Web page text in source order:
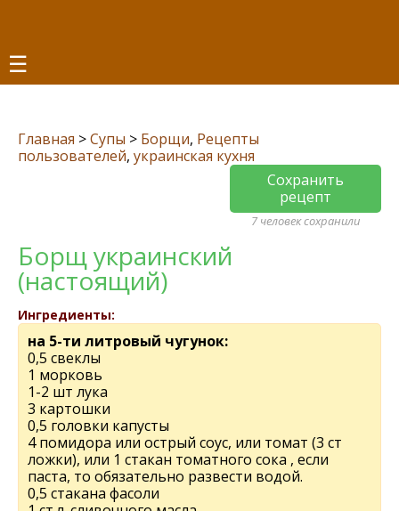
☰
Главная >Супы > Борщи, Рецепты
пользователей, украинская кухня
Сохранить
рецепт
7 человек сохранили
Борщ украинский
(настоящий)
Ингредиенты:
на 5-ти литровый чугунок:
0,5 свeклы
1 морковь
1-2 шт лука
3 картошки
0,5 головки капусты
4 помидора или острый соус, или томат (3 ст
ложки), или 1 стакан томатного сока , если
паста, то обязательно развести водой.
0,5 стакана фасоли